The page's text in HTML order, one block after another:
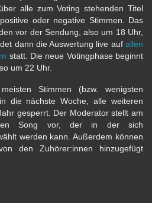
alle zum Voting stehenden Titel
oder negative Stimmen. Das
vor der Sendung, also um 18 Uhr,
dann die Auswertung live auf allen
statt. Die neue Votingphase beginnt
um 22 Uhr.
Stimmen (bzw. wenigsten
die nächste Woche, alle weiteren
gesperrt. Der Moderator stellt am
Song vor, der in der sich
werden kann. Außerdem können
den Zuhörer:innen hinzugefügt